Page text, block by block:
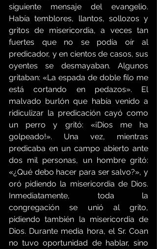
siguiente mensaje del evangelio.
Había temblores, llantos, sollozos y
gritos de misericordia, a veces tan
fuertes que no se podía oír al
predicador, y en cientos de casos, sus
oyentes se desmayaban. Algunos
gritaban: «La espada de doble filo me
está cortando en pedazos». El
malvado burlón que había venido a
ridiculizar la predicación cayó como
un perro y gritó: «¡Dios me ha
golpeado!». Una vez, mientras
predicaba en un campo abierto ante
dos mil personas, un hombre gritó:
«¿Qué debo hacer para ser salvo?», y
oró pidiendo la misericordia de Dios.
Inmediatamente, toda la
congregación se unió al grito,
pidiendo también la misericordia de
Dios. Durante media hora, el Sr. Coan
no tuvo oportunidad de hablar, sino